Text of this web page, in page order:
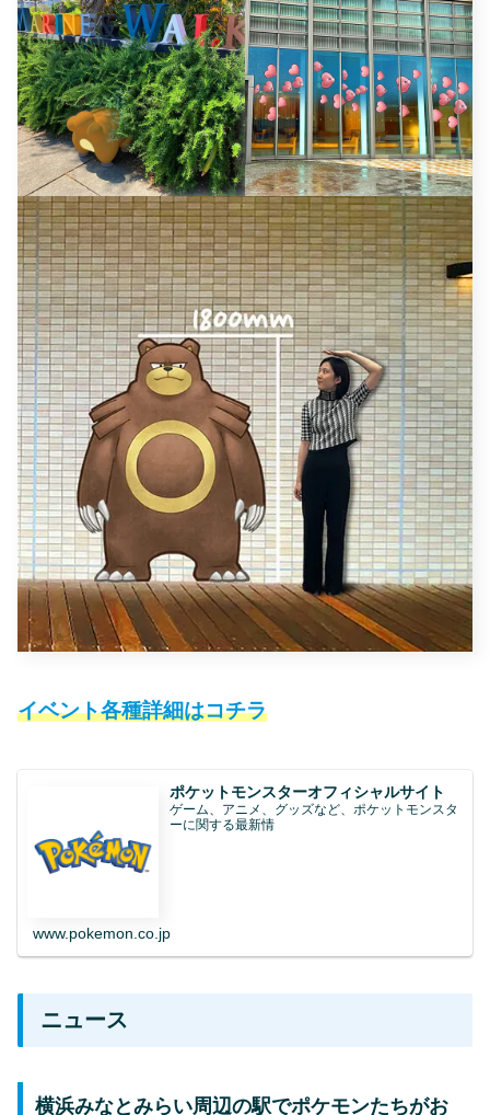
イベント各種詳細はコチラ
ポケットモンスターオフィシャルサイト
ゲーム、アニメ、グッズなど、ポケットモンスタ
ーに関する最新情
www.pokemon.co.jp
ニュース
横浜みなとみらい周辺の駅でポケモンたちがお